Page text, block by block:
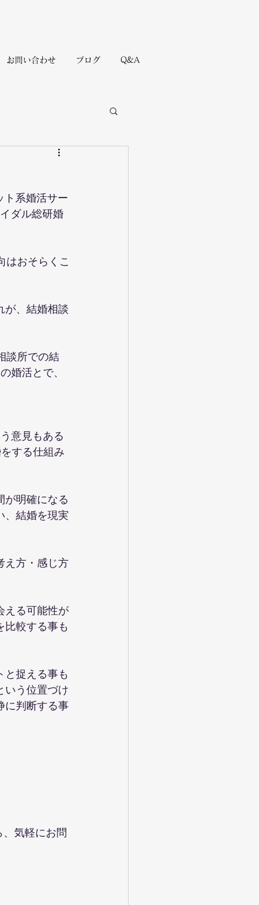
お問い合わせ ブログ Q&A
ト系婚活サー
ダル総研婚
はおそらくこ
が、結婚相談
談所での結
婚活とで、
意見もある
する仕組み
が明確になる
、結婚を現実
え方・感じ方
える可能性が
比較する事も
と捉える事も
いう位置づけ
に判断する事
気軽にお問